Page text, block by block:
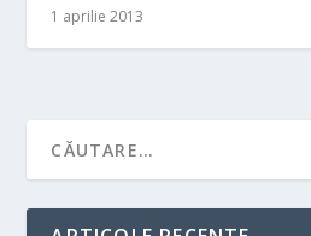
1 aprilie 2013